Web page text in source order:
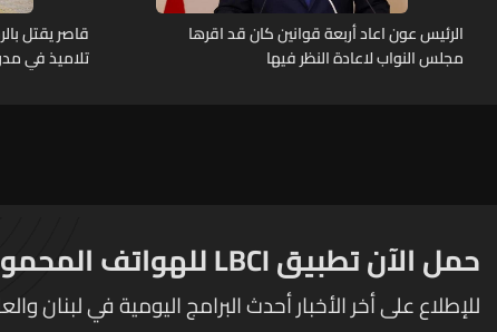
الرئيس عون اعاد أربعة قوانين كان قد اقرها
مجلس النواب لاعادة النظر فيها
قاصر يقتل
تلاميذ في
حمل الآن تطبيق LBCI للهواتف المحمولة
للإطلاع على أخر الأخبار أحدث البرامج اليومية في لبنان